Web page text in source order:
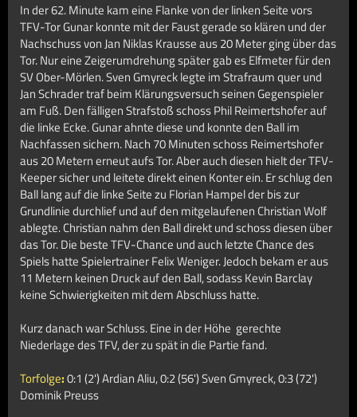
In der 62. Minute kam eine Flanke von der linken Seite vors
TFV-Tor Gunar konnte mit der Faust gerade so klären und der
Nachschuss von Jan Niklas Krausse aus 20 Meter ging über das
Tor. Nur eine Zeigerumdrehung später gab es Elfmeter für den
SV Ober-Mörlen. Sven Gmyreck legte im Strafraum quer und
Jan Schrader traf beim Klärungsversuch seinen Gegenspieler
am Fuß. Den fälligen Strafstoß schoss Phil Reimertshofer auf
die linke Ecke. Gunar ahnte diese und konnte den Ball im
Nachfassen sichern. Nach 70 Minuten schoss Reimertshofer
aus 20 Metern erneut aufs Tor. Aber auch diesen hielt der TFV-
Keeper sicher und leitete direkt einen Konter ein. Er schlug den
Ball lang auf die linke Seite zu Florian Hampel der bis zur
Grundlinie durchlief und auf den mitgelaufenen Christian Wolf
ablegte. Christian nahm den Ball direkt und schoss diesen über
das Tor. Die beste TFV-Chance und auch letzte Chance des
Spiels hatte Spielertrainer Felix Weniger. Jedoch bekam er aus
11 Metern keinen Druck auf den Ball, sodass Kevin Barclay
keine Schwierigkeiten mit dem Abschluss hatte.
Kurz danach war Schluss. Eine in der Höhe gerechte
Niederlage des TFV, der zu spät in die Partie fand.
Torfolge:0:1 (2') Ardian Aliu, 0:2 (56') Sven Gmyreck, 0:3 (72')
Dominik Preuss